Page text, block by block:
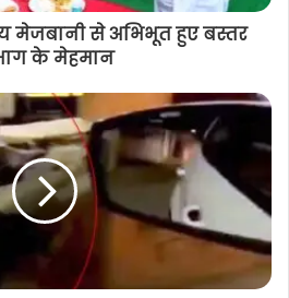
मेजबानी से अभिभूत हुए बस्तर
के मेहमान